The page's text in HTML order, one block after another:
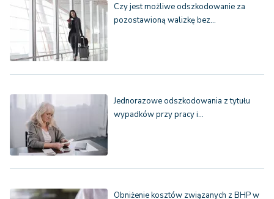
Czy jest możliwe odszkodowanie za
pozostawioną walizkę bez…
Jednorazowe odszkodowania z tytułu
wypadków przy pracy i…
Obniżenie kosztów związanych z BHP w